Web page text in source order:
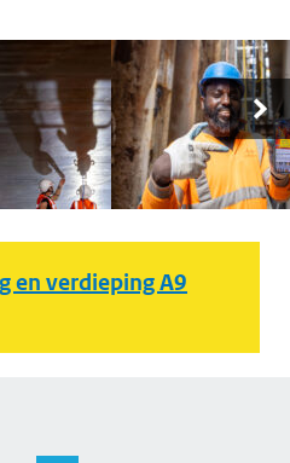
en verdieping A9